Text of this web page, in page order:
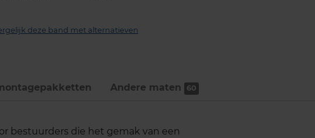
deze band met alternatieven
Andere maten 60
bestuurders die het gemak van een